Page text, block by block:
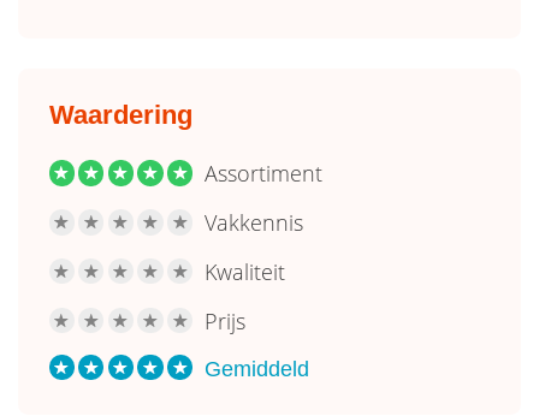
Waardering
R R R R R Assortiment
R R R R R Vakkennis
R R R R R Kwaliteit
R R R R R Prijs
R R R R R Gemiddeld